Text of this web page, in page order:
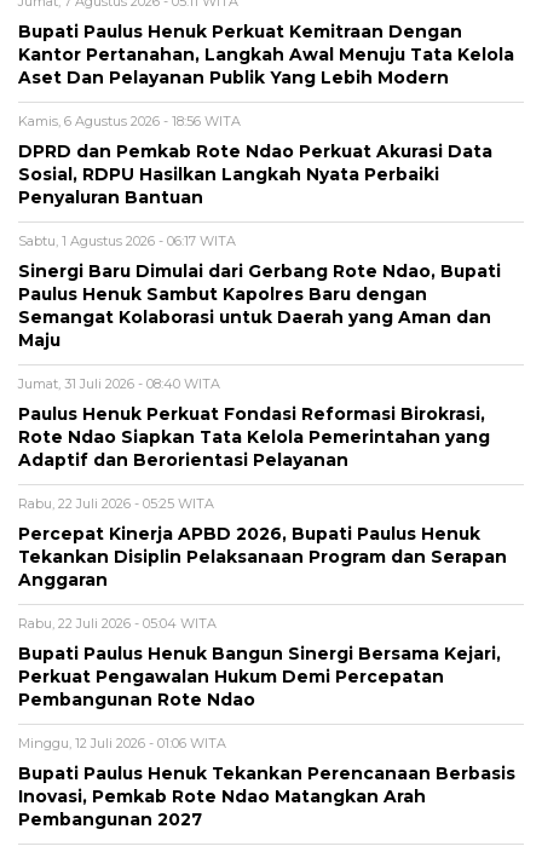
Bupati Paulus Henuk Perkuat Kemitraan Dengan
Kantor Pertanahan, Langkah Awal Menuju Tata Kelola
Aset Dan Pelayanan Publik Yang Lebih Modern
Kamis, 6 Agustus 2026 - 18:56 WITA
DPRD dan Pemkab Rote Ndao Perkuat Akurasi Data
Sosial, RDPU Hasilkan Langkah Nyata Perbaiki
Penyaluran Bantuan
Sabtu, 1 Agustus 2026 - 06:17 WITA
Sinergi Baru Dimulai dari Gerbang Rote Ndao, Bupati
Paulus Henuk Sambut Kapolres Baru dengan
Semangat Kolaborasi untuk Daerah yang Aman dan
Maju
Jumat, 31 Juli 2026 - 08:40 WITA
Paulus Henuk Perkuat Fondasi Reformasi Birokrasi,
Rote Ndao Siapkan Tata Kelola Pemerintahan yang
Adaptif dan Berorientasi Pelayanan
Rabu, 22 Juli 2026 - 05:25 WITA
Percepat Kinerja APBD 2026, Bupati Paulus Henuk
Tekankan Disiplin Pelaksanaan Program dan Serapan
Anggaran
Rabu, 22 Juli 2026 - 05:04 WITA
Bupati Paulus Henuk Bangun Sinergi Bersama Kejari,
Perkuat Pengawalan Hukum Demi Percepatan
Pembangunan Rote Ndao
Minggu, 12 Juli 2026 - 01:06 WITA
Bupati Paulus Henuk Tekankan Perencanaan Berbasis
Inovasi, Pemkab Rote Ndao Matangkan Arah
Pembangunan 2027